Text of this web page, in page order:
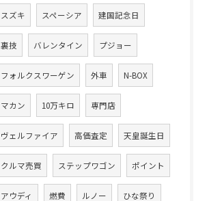
スズキ スペーシア 建国記念日
裏技 バレンタイン プジョー
フォルクスワーゲン 外車 N-BOX
マカン 10万キロ 専門店
ヴェルファイア 高価査定 天皇誕生日
クルマ売買 ステップワゴン ポイント
アウディ 燃費 ルノー ひな祭り